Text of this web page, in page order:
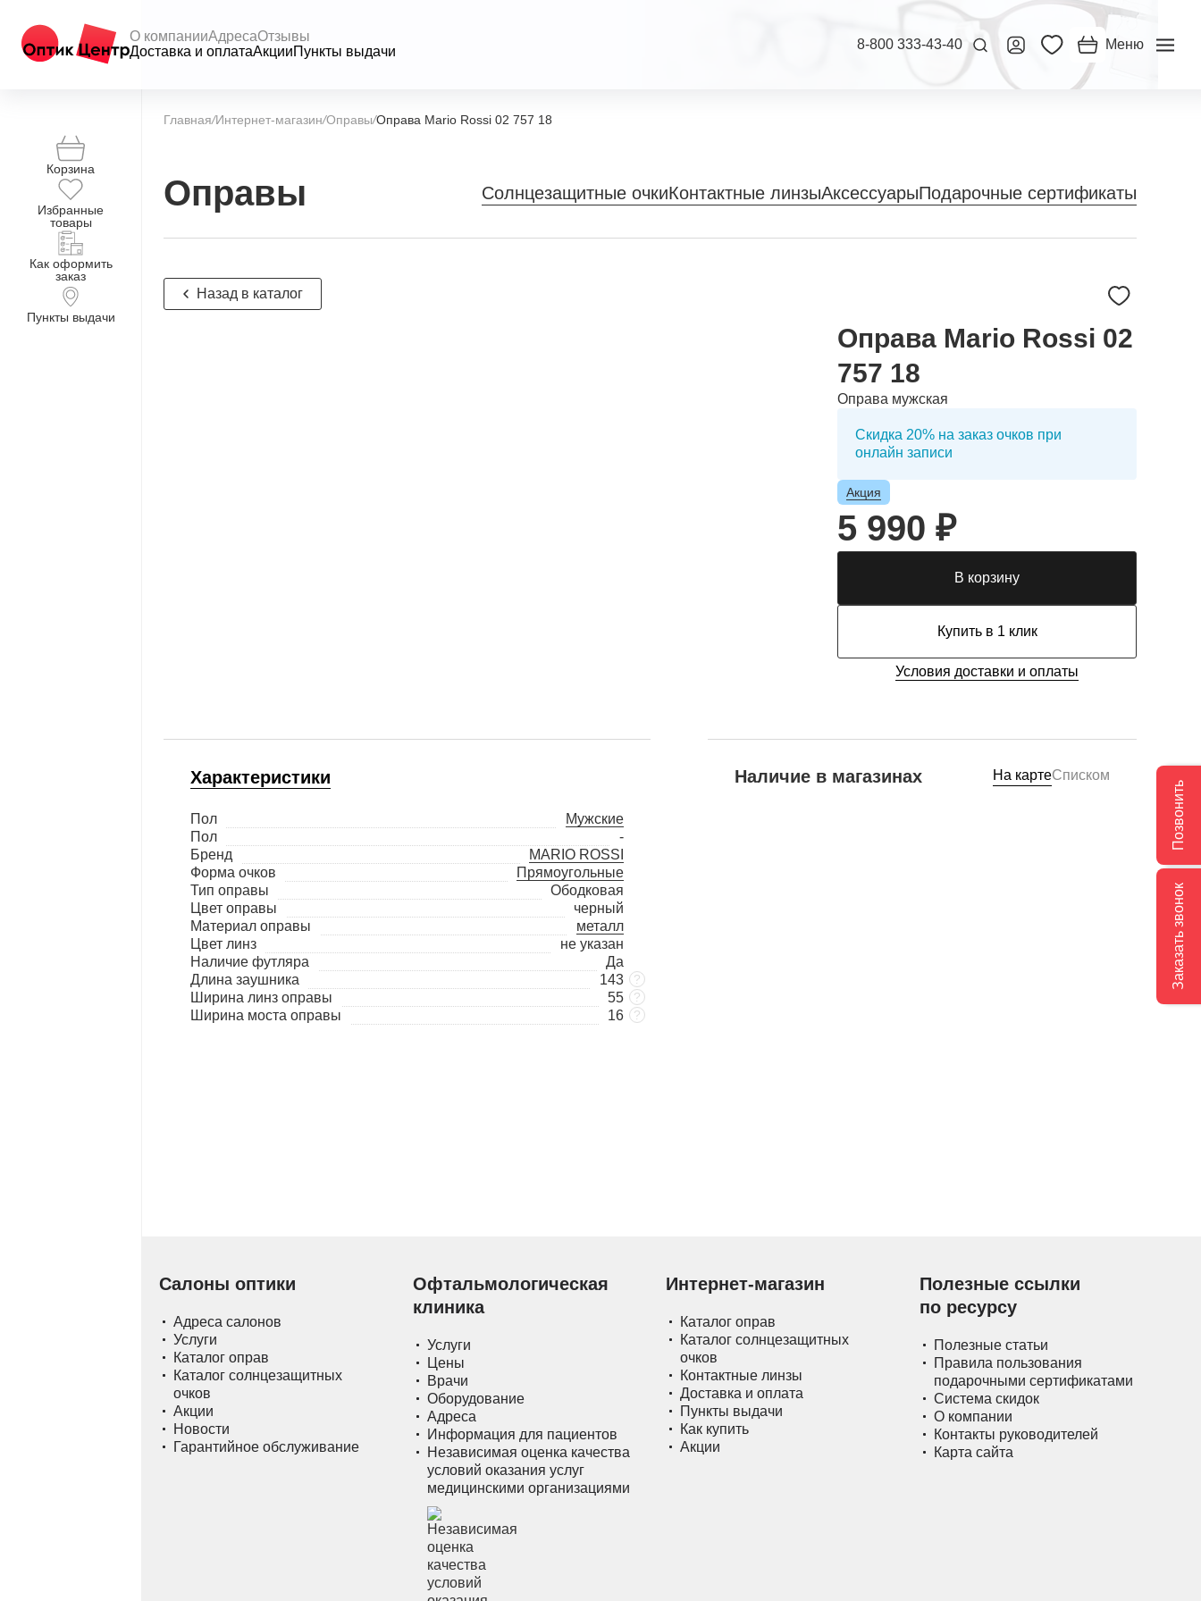
О компанииАдресаОтзывы
Доставка и оплатаАкцииПункты выдачи 8-800 333-43-40 Меню
Корзина
Избранные
товары
Как оформить
заказ
Пункты выдачи
Главная/Интернет-магазин/Оправы/Оправа Mario Rossi 02 757 18
Оправы Солнцезащитные очкиКонтактные линзыАксессуарыПодарочные сертификаты
Назад в каталог
Оправа Mario Rossi 02
757 18
Оправа мужская
Скидка 20% на заказ очков при
онлайн записи
Акция
5 990 ₽
В корзину
Купить в 1 клик
Условия доставки и оплаты
Характеристики
Пол
Мужские
Пол
-
Бренд
MARIO ROSSI
Форма очков
Прямоугольные
Тип оправы
Ободковая
Цвет оправы
черный
Материал оправы
металл
Цвет линз
не указан
Наличие футляра
Да
Длина заушника
143 ?
Ширина линз оправы 55 ?
Ширина моста оправы 16 ?
Наличие в магазинах На картеСписком
Салоны оптики
Адреса салонов
Услуги
Каталог оправ
Каталог солнцезащитных
очков
Акции
Новости
Гарантийное обслуживание
Офтальмологическая
клиника
Услуги
Цены
Врачи
Оборудование
Адреса
Информация для пациентов
Независимая оценка качества
условий оказания услуг
медицинскими организациями
Интернет-магазин
Каталог оправ
Каталог солнцезащитных
очков
Контактные линзы
Доставка и оплата
Пункты выдачи
Как купить
Акции
Полезные ссылки
по ресурсу
Полезные статьи
Правила пользования
подарочными сертификатами
Система скидок
О компании
Контакты руководителей
Карта сайта
Заказать звонок
Позвонить